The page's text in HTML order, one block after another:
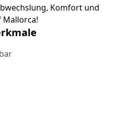
Komfort und
Mallorca!